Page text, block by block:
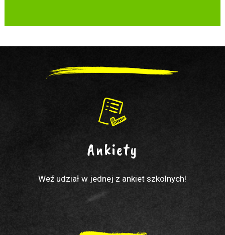
Ankiety
Weź udział w jednej z ankiet szkolnych!